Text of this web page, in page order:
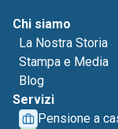
Chi siamo
La Nostra Storia
Stampa e Media
Blog
Servizi
Pensione a